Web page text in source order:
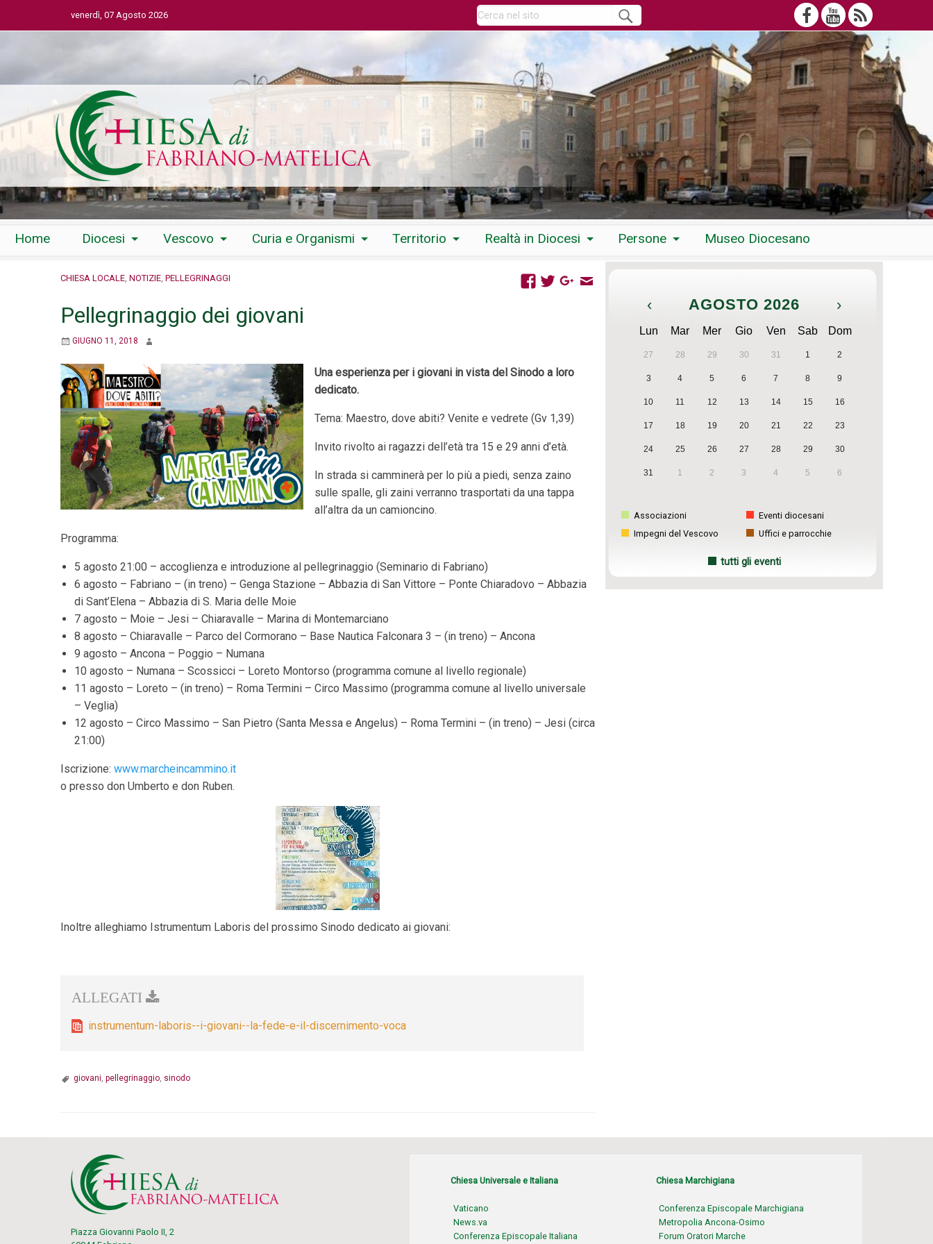
venerdì, 07 Agosto 2026
Home Diocesi Vescovo Curia e Organismi Territorio Realtà in Diocesi Persone Museo Diocesano
CHIESA LOCALE NOTIZIE PELLEGRINAGGI
Pellegrinaggio dei giovani
GIUGNO 11, 2018
Una esperienza per i giovani in vista del Sinodo a loro
dedicato.
Tema: Maestro, dove abiti? Venite e vedrete (Gv 1,39)
Invito rivolto ai ragazzi dell’età tra 15 e 29 anni d’età.
In strada si camminerà per lo più a piedi, senza zaino
sulle spalle, gli zaini verranno trasportati da una tappa
all’altra da un camioncino.
Programma:
5 agosto 21:00 – accoglienza e introduzione al pellegrinaggio (Seminario di Fabriano)
6 agosto – Fabriano – (in treno) – Genga Stazione – Abbazia di San Vittore – Ponte Chiaradovo – Abbazia
di Sant’Elena – Abbazia di S. Maria delle Moie
7 agosto – Moie – Jesi – Chiaravalle – Marina di Montemarciano
8 agosto – Chiaravalle – Parco del Cormorano – Base Nautica Falconara 3 – (in treno) – Ancona
9 agosto – Ancona – Poggio – Numana
10 agosto – Numana – Scossicci – Loreto Montorso (programma comune al livello regionale)
11 agosto – Loreto – (in treno) – Roma Termini – Circo Massimo (programma comune al livello universale
– Veglia)
12 agosto – Circo Massimo – San Pietro (Santa Messa e Angelus) – Roma Termini – (in treno) – Jesi (circa
21:00)
Iscrizione: www.marcheincammino.it
o presso don Umberto e don Ruben.
Inoltre alleghiamo Istrumentum Laboris del prossimo Sinodo dedicato ai giovani:
instrumentum-laboris--i-giovani--la-fede-e-il-discernimento-voca
giovani pellegrinaggio sinodo
‹ AGOSTO 2026 ›
Lun Mar Mer Gio Ven Sab Dom
27 28 29 30 31 1 2
3 4 5 6 7 8 9
10 11 12 13 14 15 16
17 18 19 20 21 22 23
24 25 26 27 28 29 30
31 1 2 3 4 5 6
Associazioni
Eventi diocesani
Impegni del Vescovo
Uffici e parrocchie
tutti gli eventi
Piazza Giovanni Paolo II, 2
Chiesa Universale e Italiana
Vaticano
News.va
Conferenza Episcopale Italiana
Chiesa Marchigiana
Conferenza Episcopale Marchigiana
Metropolia Ancona-Osimo
Forum Oratori Marche